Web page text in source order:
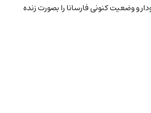
و وضعیت کنونی فارسانا را بصورت زنده